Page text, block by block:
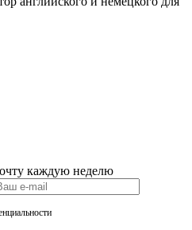
каждую неделю